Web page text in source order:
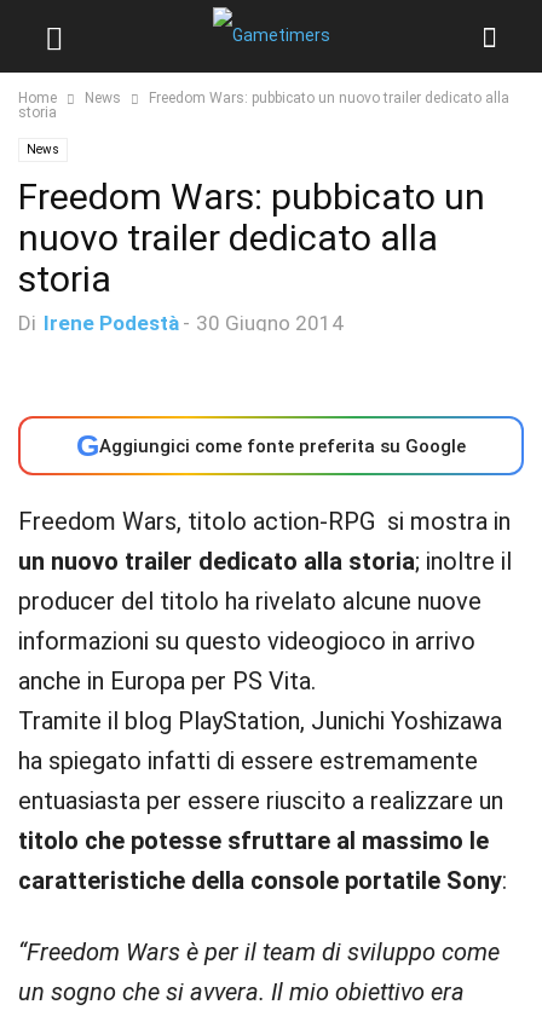
Home News
Freedom Wars: pubbicato un nuovo trailer dedicato alla
storia
News
Freedom Wars: pubbicato un
nuovo trailer dedicato alla
storia
Di Irene Podestà - 30 Giugno 2014
GAggiungici come fonte preferita su Google
Freedom Wars, titolo action-RPG si mostra in
un nuovo trailer dedicato alla storia; inoltre il
producer del titolo ha rivelato alcune nuove
informazioni su questo videogioco in arrivo
anche in Europa per PS Vita.
Tramite il blog PlayStation, Junichi Yoshizawa
ha spiegato infatti di essere estremamente
entuasiasta per essere riuscito a realizzare un
titolo che potesse sfruttare al massimo le
caratteristiche della console portatile Sony:
“Freedom Wars è per il team di sviluppo come
un sogno che si avvera. Il mio obiettivo era